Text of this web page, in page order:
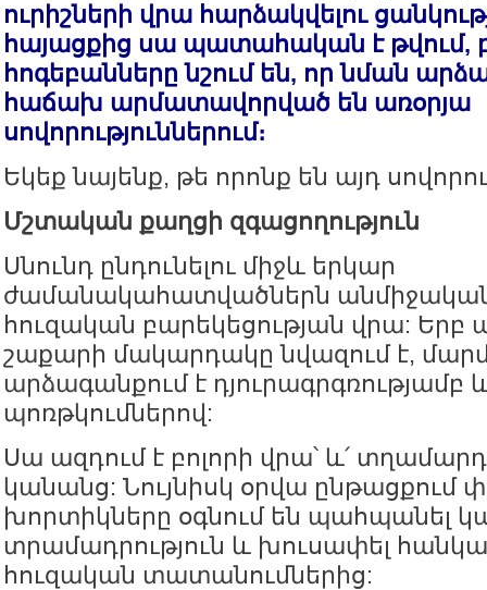
ուրիշների վրա հարձակվելու
հայացքից սա պատահական է թվում,
հոգեբանները նշում են, որ նման
հաճախ արմատավորված են առօրյա
սովորություններում։
Եկեք նայենք, թե որոնք են այդ
Մշտական քաղցի զգացողություն
Սնունդ ընդունելու միջև երկար
ժամանակահատվածներն
հուզական բարեկեցության վրա: Երբ
շաքարի մակարդակը նվազում է,
արձագանքում է դյուրագրգռությամբ և
պոռթկումներով:
Սա ազդում է բոլորի վրա՝ և՛
կանանց: Նույնիսկ օրվա ընթացքում
խորտիկները օգնում են պահպանել
տրամադրություն և խուսափել
հուզական տատանումներից: